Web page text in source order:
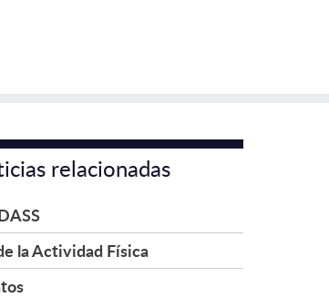
relacionadas
la Actividad Física